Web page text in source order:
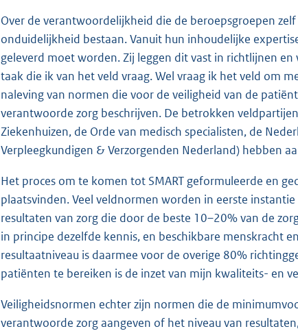
Over de verantwoordelijkheid die de beroepsgroepen
onduidelijkheid bestaan. Vanuit hun inhoudelijke
geleverd moet worden. Zij leggen dit vast in richtlijnen
taak die ik van het veld vraag. Wel vraag ik het veld om
naleving van normen die voor de veiligheid van de
verantwoorde zorg beschrijven. De betrokken
Ziekenhuizen, de Orde van medisch specialisten, de
Verpleegkundigen & Verzorgenden Nederland) hebben
Het proces om te komen tot SMART geformuleerde en
plaatsvinden. Veel veldnormen worden in eerste
resultaten van zorg die door de beste 10–20% van de
in principe dezelfde kennis, en beschikbare menskracht
resultaatniveau is daarmee voor de overige 80%
patiënten te bereiken is de inzet van mijn kwaliteits- en
Veiligheidsnormen echter zijn normen die de
verantwoorde zorg aangeven of het niveau van